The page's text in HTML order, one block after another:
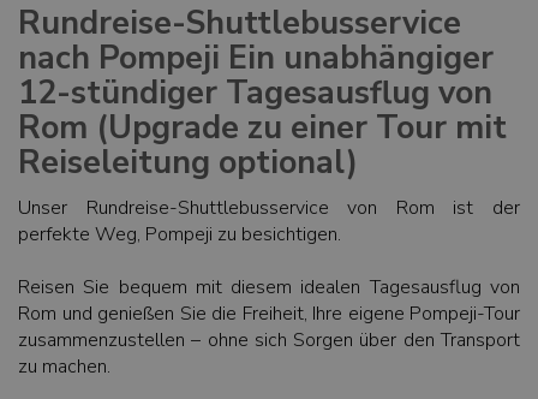
Rundreise-Shuttlebusservice
nach Pompeji Ein unabhängiger
12-stündiger Tagesausflug von
Rom (Upgrade zu einer Tour mit
Reiseleitung optional)
Unser Rundreise-Shuttlebusservice von Rom ist der
perfekte Weg, Pompeji zu besichtigen.
Reisen Sie bequem mit diesem idealen Tagesausflug von
Rom und genießen Sie die Freiheit, Ihre eigene Pompeji-Tour
zusammenzustellen – ohne sich Sorgen über den Transport
zu machen.